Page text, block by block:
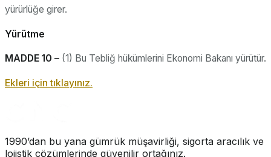
yürürlüğe girer.
Yürütme
MADDE 10 – (1) Bu Tebliğ hükümlerini Ekonomi Bakanı yürütür.
Ekleri için tıklayınız.
1990’dan bu yana gümrük müşavirliği, sigorta aracılık ve
lojistik çözümlerinde güvenilir ortağınız.